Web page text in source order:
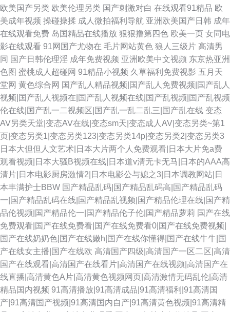
欧美国产另类 欧美伦理另类 国产刺激对白 在线观看91精品 欧
美成年视频 操碰操揉 成人微拍福利导航 亚洲欧美国产日韩 成年
在线观看免费 岛国精品在线播放 狠狠撸第四色 欧美一页 女同电
影在线观看 91网国产尤物在 毛片网站黄色 狼人三级片 高清男
同 国产日韩伦理淫 成年免费视频 亚洲欧美中文视频 东京热亚洲
色图 蜜桃成人超碰网 91精品小视频 久草福利免费视影 五月天
堂网 黄色综合网 国产乱人精品视频|国产乱人免费视频|国产乱人
视频|国产乱人视频在|国产乱人视频在线|国产乱视频|国产乱视频
伦在线|国产乱一二视频区|国产乱一乱二乱三|国产乱在线 变态
AV另类天堂|变态AV在线|变态sm天|变态成人AV|变态另类~第1
页|变态另类1|变态另类123|变态另类14p|变态另类2|变态另类3
日本大但但人文艺术|日本大片两个人免费观看|日本大片免a费
观看视频|日本大骚B视频在线|日本道v清无卡无马|日本的AAA高
清片|日本电影厨房激情2|日本电影公与媳之3|日本调教网站|日
本丰满护士BBW 国产精品乱码|国产精品乱码高|国产精品乱码
一|国产精品乱码在线|国产精品乱视频|国产精品伦理在线|国产精
品伦视频|国产精品伦一|国产精品伦子伦|国产精品萝莉 国产在线
免费观看|国产在线免费看|国产在线免费看0|国产在线免费视频|
国产在线奶奶色|国产在线嫩h|国产在线你懂得|国产在线牛牛|国
产在线女主播|国产在线欧 高清国产四级|高清国产一区二区|高清
国产在线观看|高清国产在线看片|高清国产在线视频|高清国产在
线直播|高清黄色A片|高清黄色视频网页|高清激情无码乱伦|高清
精品国内视频 91高清播放|91高清成品|91高清福利|91高清国
产|91高清国产视频|91高清国内自产|91高清黄色视频|91高清精